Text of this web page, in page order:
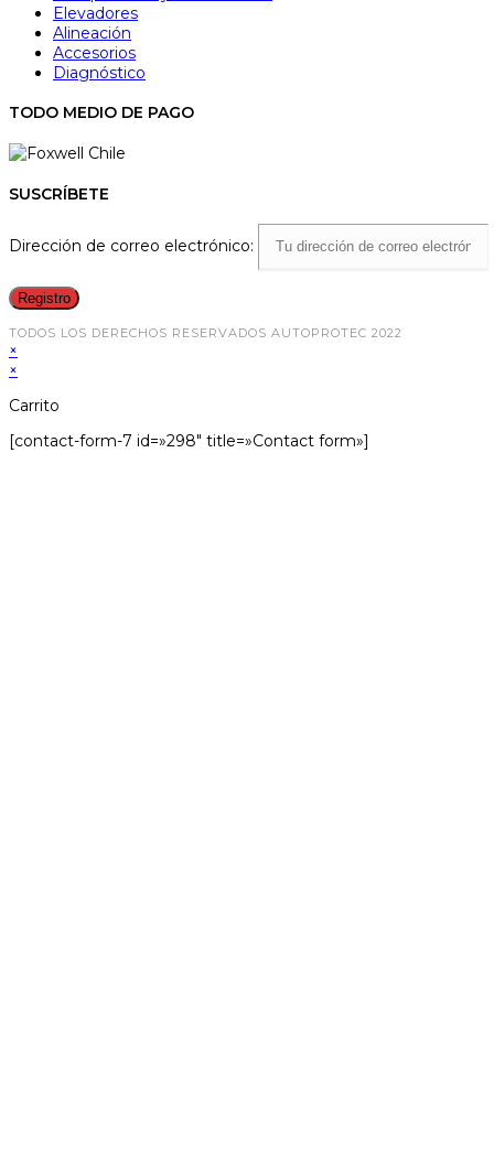
Elevadores
Alineación
Accesorios
Diagnóstico
TODO MEDIO DE PAGO
SUSCRÍBETE
Dirección de correo electrónico:
TODOS LOS DERECHOS RESERVADOS AUTOPROTEC 2022
×
×
Carrito
[contact-form-7 id=»298″ title=»Contact form»]